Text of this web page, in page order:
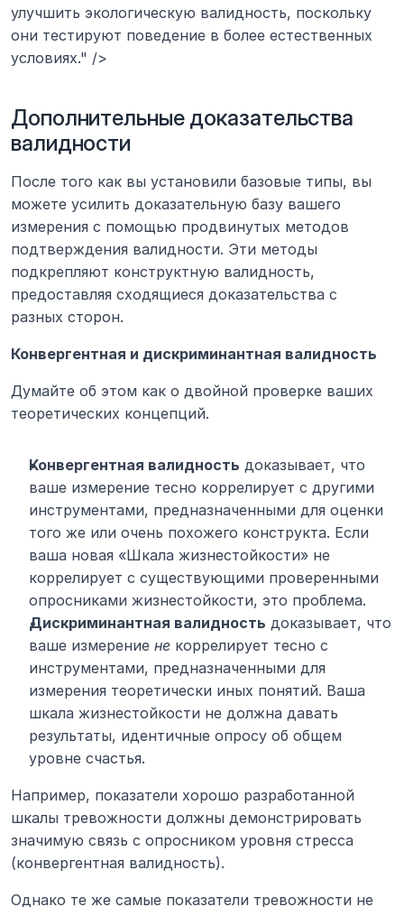
улучшить экологическую валидность, поскольку
они тестируют поведение в более естественных
условиях." />
Дополнительные доказательства
валидности
После того как вы установили базовые типы, вы
можете усилить доказательную базу вашего
измерения с помощью продвинутых методов
подтверждения валидности. Эти методы
подкрепляют конструктную валидность,
предоставляя сходящиеся доказательства с
разных сторон.
Конвергентная и дискриминантная валидность
Думайте об этом как о двойной проверке ваших
теоретических концепций.
Конвергентная валидность доказывает, что
ваше измерение тесно коррелирует с другими
инструментами, предназначенными для оценки
того же или очень похожего конструкта. Если
ваша новая «Шкала жизнестойкости» не
коррелирует с существующими проверенными
опросниками жизнестойкости, это проблема.
Дискриминантная валидность доказывает, что
ваше измерение не коррелирует тесно с
инструментами, предназначенными для
измерения теоретически иных понятий. Ваша
шкала жизнестойкости не должна давать
результаты, идентичные опросу об общем
уровне счастья.
Например, показатели хорошо разработанной
шкалы тревожности должны демонстрировать
значимую связь с опросником уровня стресса
(конвергентная валидность).
Однако те же самые показатели тревожности не